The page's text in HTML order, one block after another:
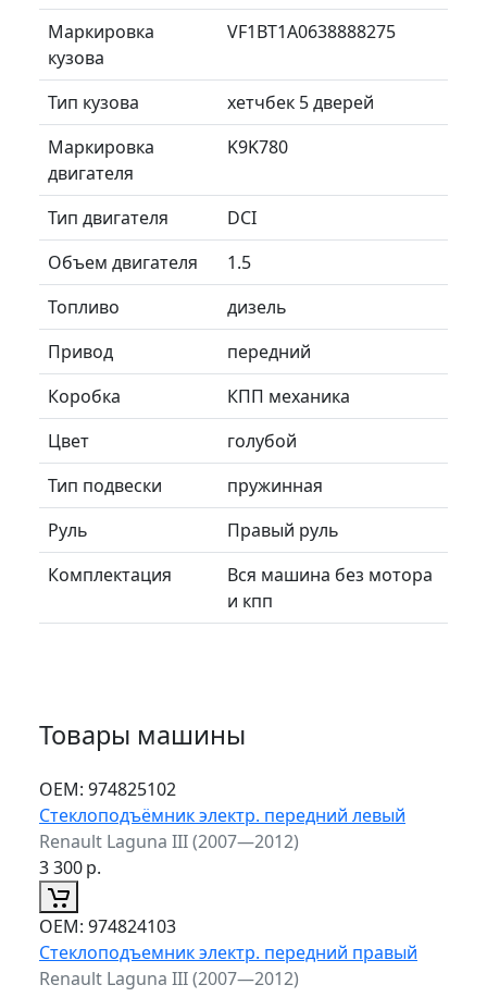
Маркировка
кузова
VF1BT1A0638888275
Тип кузова
хетчбек 5 дверей
Маркировка
двигателя
K9K780
Тип двигателя
DCI
Объем двигателя
1.5
Топливо
дизель
Привод
передний
Коробка
КПП механика
Цвет
голубой
Тип подвески
пружинная
Руль
Правый руль
Комплектация
Вся машина без мотора
и кпп
Товары машины
ОЕМ: 974825102
Стеклоподъёмник электр. передний левый
Renault Laguna III (2007—2012)
3 300р.
ОЕМ: 974824103
Стеклоподъемник электр. передний правый
Renault Laguna III (2007—2012)